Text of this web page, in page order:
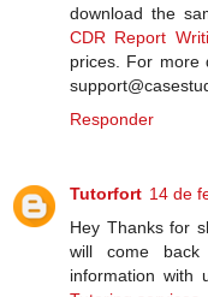
download the
CDR Report
prices. For more
Responder
Tutorfort 14 de
Hey Thanks for
will come
information with